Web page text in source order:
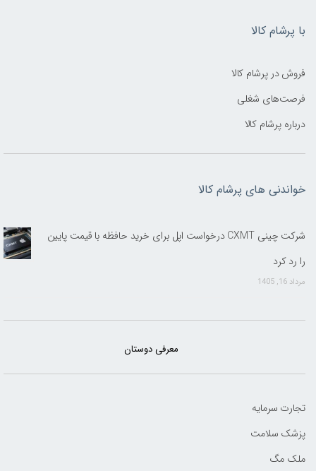
با پرشام کالا
فروش در پرشام کالا
فرصت‌های شغلی
درباره پرشام کالا
خواندنی های پرشام کالا
شرکت چینی CXMT درخواست اپل برای خرید حافظه با قیمت پایین
را رد کرد
مرداد 16, 1405
معرفی دوستان
تجارت سرمایه
پزشک سلامت
ملک مگ